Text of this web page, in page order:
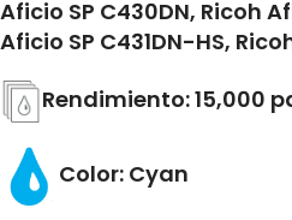
Aficio SP C430DN, Ricoh
Aficio SP C431DN-HS,
Rendimiento: 15,000
Color: Cyan